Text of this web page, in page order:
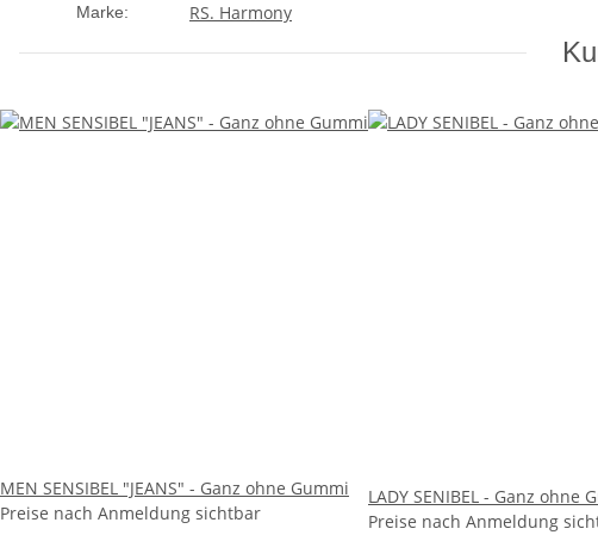
Marke: RS. Harmony
MEN SENSIBEL "JEANS" - Ganz ohne Gummi
Preise nach Anmeldung sichtbar
LADY SENIBEL - Ganz ohne
Preise nach Anmeldung